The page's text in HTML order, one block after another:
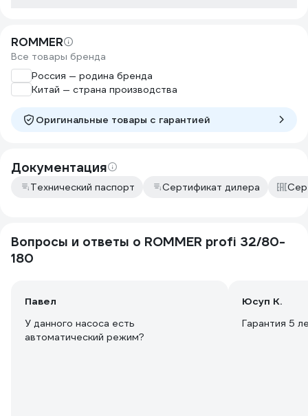
ROMMER
Все товары бренда
Россия — родина бренда
Китай — страна производства
Оригинальные товары c гарантией
Документация
Технический паспорт Сертификат дилера
Вопросы и ответы о ROMMER profi 32/80-
180
Павел
У данного насоса есть
автоматический режим?
Юсуп К.
Гарантия 5